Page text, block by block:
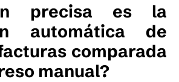
precisa es la
automática de
comparada
manual?